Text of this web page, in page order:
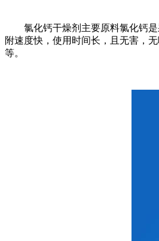
氯化钙干燥剂主要原料氯化钙是
附速度快，使用时间长，且无害，
等。